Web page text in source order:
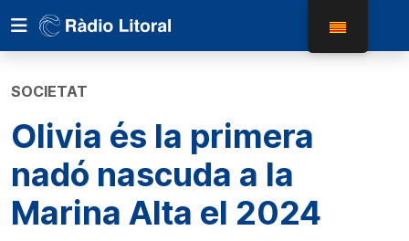
SOCIETAT
Olivia és la primera
nadó nascuda a la
Marina Alta el 2024